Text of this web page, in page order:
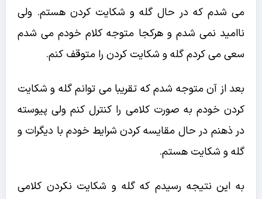
می شدم که در حال گله و شکایت کردن هستم. ولی
ناامید نمی شدم و هرکجا متوجه کلام خودم می شدم
سعی می کردم گله و شکایت کردن را متوقف کنم.
بعد از آن متوجه شدم که تقریبا می توانم گله و شکایت
کردن خودم به صورت کلامی را کنترل کنم ولی پیوسته
در ذهنم در حال مقایسه کردن شرایط خودم با دیگرات و
گله و شکایت هستم.
به این نتیجه رسیدم که گله و شکایت نکردن کلامی